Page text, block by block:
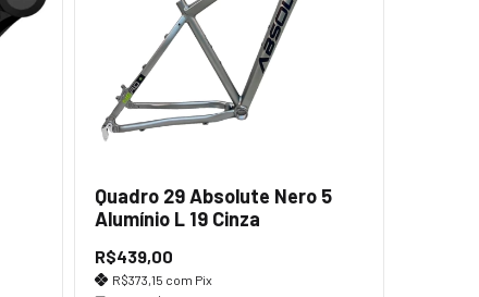
Quadro 29 Absolute Nero 5
Alumínio L 19 Cinza
R$439,00
R$373,15 com Pix